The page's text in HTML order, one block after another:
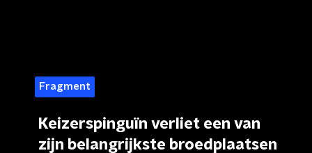
Fragment
Keizerspinguïn verliet een van
zijn belangrijkste broedplaatsen